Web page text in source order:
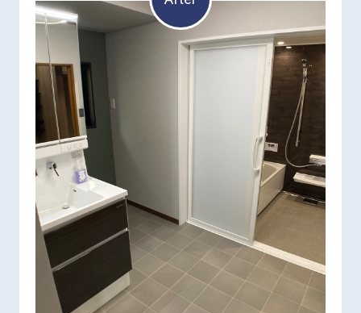
配置もリノベーションしてQOL（生活の質）の向